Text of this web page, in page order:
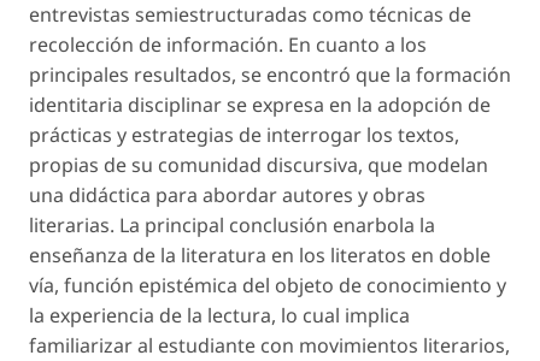
entrevistas semiestructuradas como técnicas de
recolección de información. En cuanto a los
principales resultados, se encontró que la formación
identitaria disciplinar se expresa en la adopción de
prácticas y estrategias de interrogar los textos,
propias de su comunidad discursiva, que modelan
una didáctica para abordar autores y obras
literarias. La principal conclusión enarbola la
enseñanza de la literatura en los literatos en doble
vía, función epistémica del objeto de conocimiento y
la experiencia de la lectura, lo cual implica
familiarizar al estudiante con movimientos literarios,